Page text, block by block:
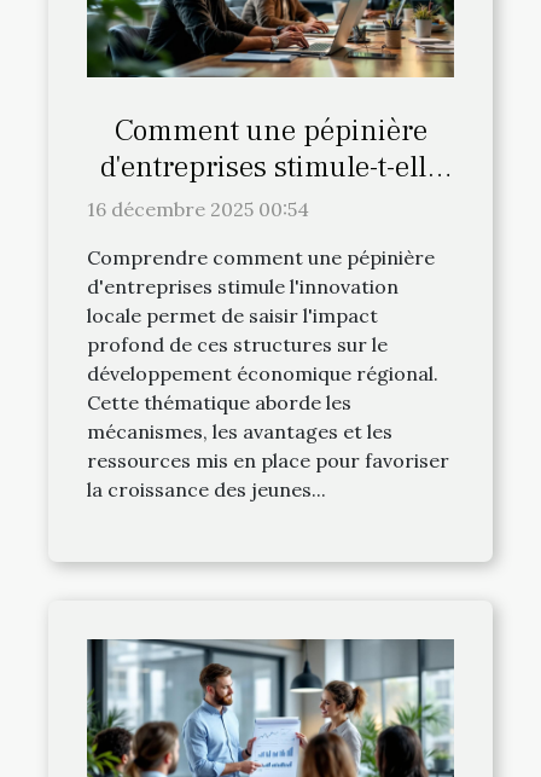
Comment une pépinière
d'entreprises stimule-t-elle
l'innovation locale ?
16 décembre 2025 00:54
Comprendre comment une pépinière
d'entreprises stimule l'innovation
locale permet de saisir l'impact
profond de ces structures sur le
développement économique régional.
Cette thématique aborde les
mécanismes, les avantages et les
ressources mis en place pour favoriser
la croissance des jeunes...